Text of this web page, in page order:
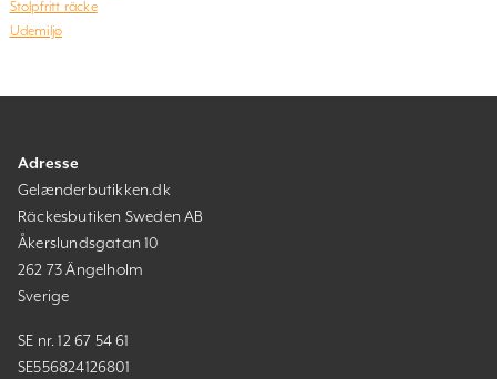
Stolpfritt räcke
Udemiljø
Adresse
Gelænderbutikken.dk
Räckesbutiken Sweden AB
Åkerslundsgatan 10
262 73 Ängelholm
Sverige
SE nr. 12 67 54 61
SE556824126801